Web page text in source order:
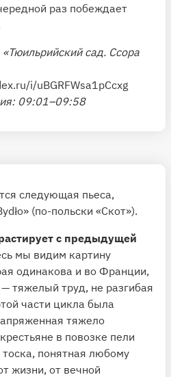
раз побеждает
сад. Ссора
i/uBGRFWsa1pCcxg
09:01–09:58
следующая пьеса,
(по-польски «Скот»).
с предыдущей
мы видим картину
одинакова и во Франции,
тяжелый труд, не разгибая
части цикла была
тяжело
в повозке пели
понятная любому
жизни, от вечной